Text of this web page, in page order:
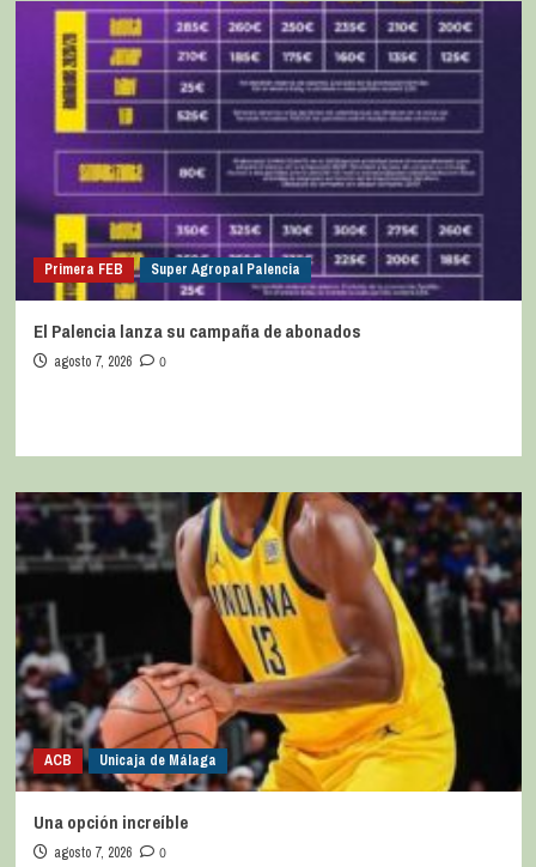
Primera FEB Super Agropal Palencia
El Palencia lanza su campaña de abonados
agosto 7, 2026 0
ACB Unicaja de Málaga
Una opción increíble
agosto 7, 2026 0